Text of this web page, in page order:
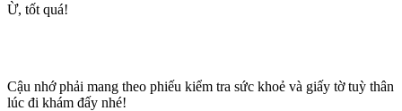
Ừ, tốt quá!
Cậu nhớ phải mang theo phiếu kiểm tra sức khoẻ và giấy tờ tuỳ thân
lúc đi khám đấy nhé!